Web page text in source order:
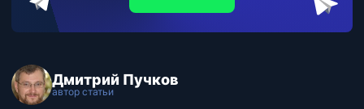
Дмитрий Пучков
автор статьи